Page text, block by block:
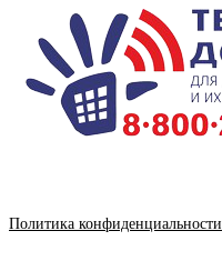
Политика конфиденциальности